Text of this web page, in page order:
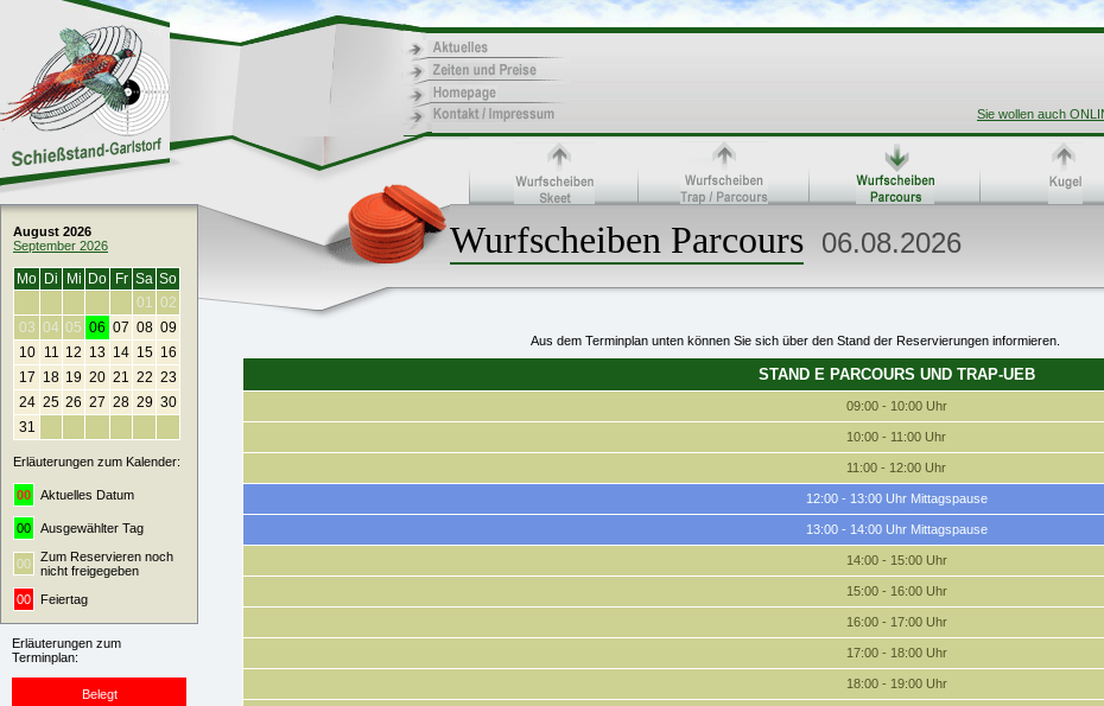
Sie wollen auch
August 2026
September 2026
Mo Di Mi Do Fr Sa So
01 02
03 04 05 06 07 08 09
10
11 12 13 14 15 16
17 18 19 20 21 22 23
24 25 26 27 28 29 30
31
Erläuterungen zum Kalender:
00 Aktuelles Datum
00 Ausgewählter Tag
00
Zum Reservieren noch
nicht freigegeben
00
Feiertag
Erläuterungen zum
Terminplan:
Belegt
Wurfscheiben Parcours 06.08.2026
Aus dem Terminplan unten können Sie sich über den Stand der Reservierungen informieren.
STAND E PARCOURS UND TRAP-UEB
09:00 - 10:00 Uhr
10:00 - 11:00 Uhr
11:00 - 12:00 Uhr
12:00 - 13:00 Uhr Mittagspause
13:00 - 14:00 Uhr Mittagspause
14:00 - 15:00 Uhr
15:00 - 16:00 Uhr
16:00 - 17:00 Uhr
17:00 - 18:00 Uhr
18:00 - 19:00 Uhr